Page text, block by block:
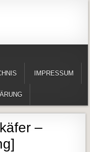
IMPRESSUM
–